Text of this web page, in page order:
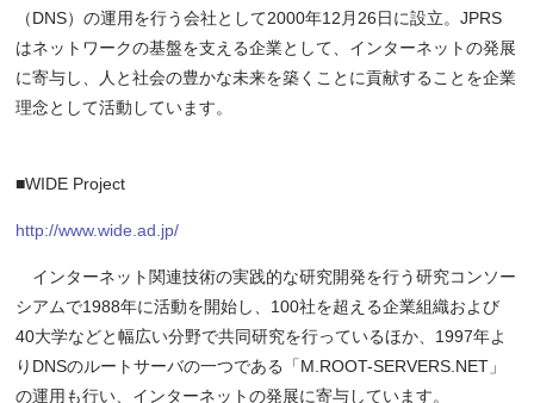
（DNS）の運用を行う会社として2000年12月26日に設立。JPRS
はネットワークの基盤を支える企業として、インターネットの発展
に寄与し、人と社会の豊かな未来を築くことに貢献することを企業
理念として活動しています。
■WIDE Project
http://www.wide.ad.jp/
インターネット関連技術の実践的な研究開発を行う研究コンソー
シアムで1988年に活動を開始し、100社を超える企業組織および
40大学などと幅広い分野で共同研究を行っているほか、1997年よ
りDNSのルートサーバの一つである「M.ROOT-SERVERS.NET」
の運用も行い、インターネットの発展に寄与しています。